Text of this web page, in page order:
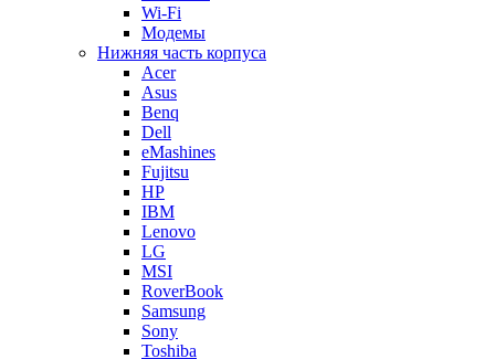
Wi-Fi
Модемы
Нижняя часть корпуса
Acer
Asus
Benq
Dell
eMashines
Fujitsu
HP
IBM
Lenovo
LG
MSI
RoverBook
Samsung
Sony
Toshiba